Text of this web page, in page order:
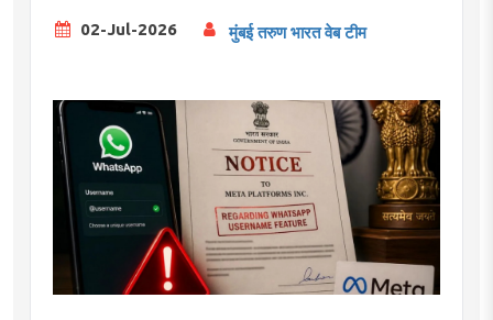
02-Jul-2026 मुंबई तरुण भारत वेब टीम